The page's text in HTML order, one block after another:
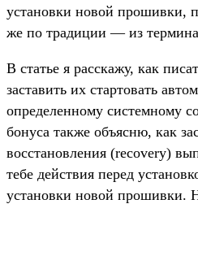
установки новой прошивки,
же по традиции — из
В статье я расскажу, как
заставить их стартовать
определенному системному
бонуса также объясню, как
восстановления (recovery)
тебе действия перед
установки новой прошивки.